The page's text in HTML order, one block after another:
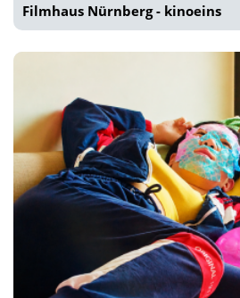
Filmhaus Nürnberg - kinoeins